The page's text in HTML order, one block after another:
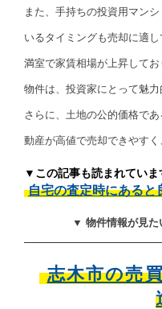
また、手持ちの投資用マン
いるタイミングも売却に適し
満室で家賃相場が上昇して
物件は、投資家にとって魅力
さらに、土地の公的価格で
動産が高値で売却できやすく
▼この記事も読まれていま
自宅の査定時にあると
▼ 物件情報が見た
志木市の売